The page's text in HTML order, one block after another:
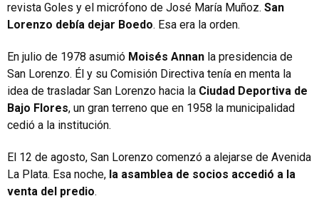
revista Goles y el micrófono de José María Muñoz. San
Lorenzo debía dejar Boedo. Esa era la orden.
En julio de 1978 asumió Moisés Annan la presidencia de
San Lorenzo. Él y su Comisión Directiva tenía en menta la
idea de trasladar San Lorenzo hacia la Ciudad Deportiva de
Bajo Flores, un gran terreno que en 1958 la municipalidad
cedió a la institución.
El 12 de agosto, San Lorenzo comenzó a alejarse de Avenida
La Plata. Esa noche, la asamblea de socios accedió a la
venta del predio.